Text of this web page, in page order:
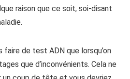
raison que ce soit, soi-disant
faire de test ADN que lorsqu’on
que d’inconvénients. Cela ne